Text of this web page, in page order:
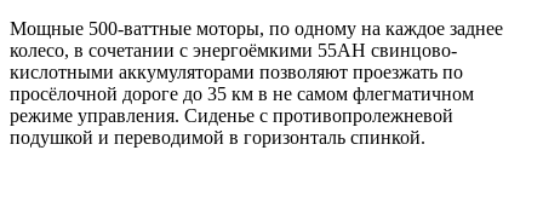
Мощные 500-ваттные моторы, по одному на каждое заднее
колесо, в сочетании с энергоёмкими 55АН свинцово-
кислотными аккумуляторами позволяют проезжать по
просёлочной дороге до 35 км в не самом флегматичном
режиме управления. Сиденье с противопролежневой
подушкой и переводимой в горизонталь спинкой.